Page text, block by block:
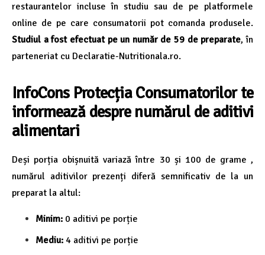
restaurantelor incluse în studiu sau de pe platformele
online de pe care consumatorii pot comanda produsele.
Studiul a fost efectuat pe un număr de 59 de preparate, în
parteneriat cu Declaratie-Nutritionala.ro.
InfoCons Protecția Consumatorilor te
informează despre numărul de aditivi
alimentari
Deși porția obișnuită variază între 30 și 100 de grame ,
numărul aditivilor prezenți diferă semnificativ de la un
preparat la altul:
Minim: 0 aditivi pe porție
Mediu: 4 aditivi pe porție